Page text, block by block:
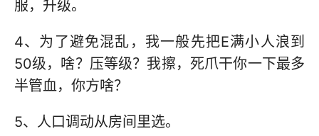
服，升级。
4、为了避免混乱，我一般先把E满小人浪到
50级，啥？压等级？我擦，死爪干你一下最多
半管血，你方啥？
5、人口调动从房间里选。